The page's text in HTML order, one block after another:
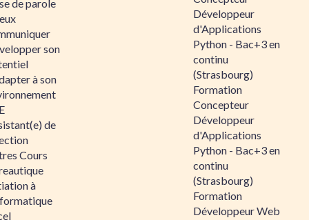
de parole
son
à son
de
Cours
à
Développeur
d'Applications
Python - Bac+3 en
continu
(Strasbourg)
Formation
Concepteur
Développeur
d'Applications
Python - Bac+3 en
continu
(Strasbourg)
Formation
Développeur Web